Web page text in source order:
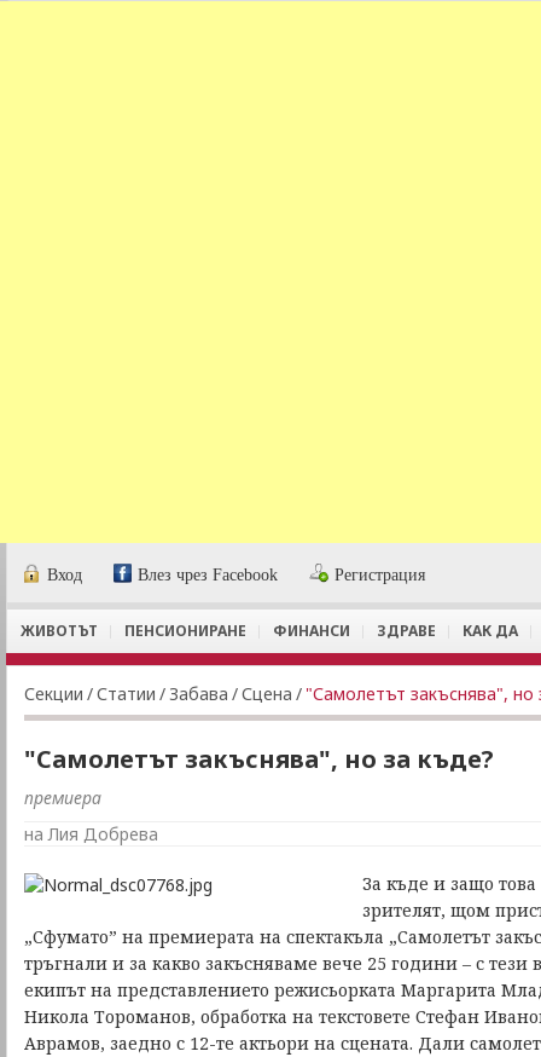
Вход Влез чрез Facebook Регистрация
ЖИВОТЪТ ПЕНСИОНИРАНЕ ФИНАНСИ ЗДРАВЕ КАК ДА
Секции /Статии / Забава /Сцена / "Самолетът закъснява", но
"Самолетът закъснява", но за къде?
премиера
на Лия Добрева
За къде и защо
зрителят, щом
„Сфумато” на премиерата на спектакъла „Самолетът
тръгнали и за какво закъсняваме вече 25 години – с тези
екипът на представлението режисьорката Маргарита
Никола Тороманов, обработка на текстовете Стефан
Аврамов, заедно с 12-те актьори на сцената. Дали